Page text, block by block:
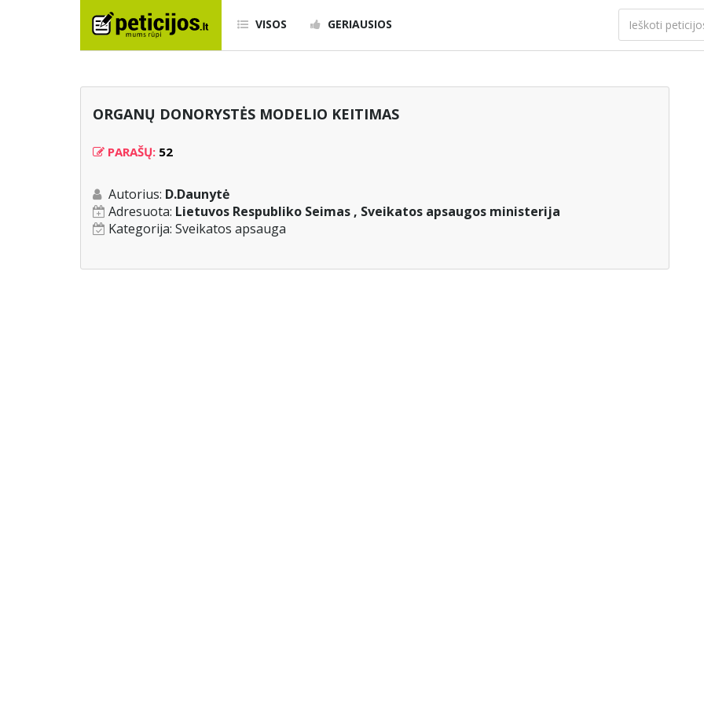
VISOS GERIAUSIOS
ORGANŲ DONORYSTĖS MODELIO KEITIMAS
PARAŠŲ: 52
Autorius: D.Daunytė
Adresuota: Lietuvos Respubliko Seimas , Sveikatos apsaugos ministerija
Kategorija: Sveikatos apsauga